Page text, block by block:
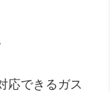
応できるガス